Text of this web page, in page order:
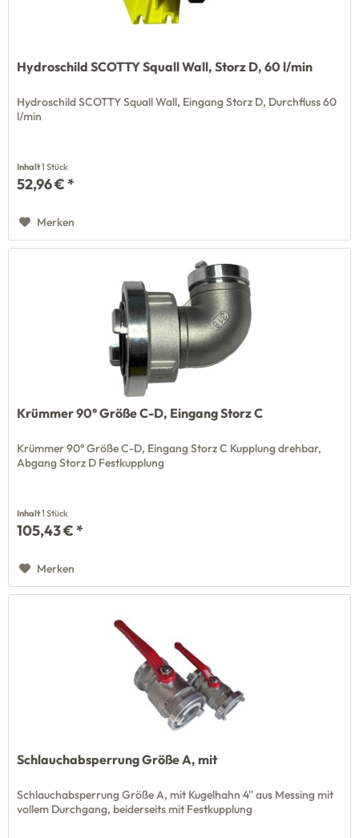
Hydroschild SCOTTY Squall Wall, Storz D, 60 l/min
Hydroschild SCOTTY Squall Wall, Eingang Storz D, Durchfluss 60
l/min
Inhalt1 Stück
52,96 € *
Merken
Krümmer 90° Größe C-D, Eingang Storz C
Krümmer 90° Größe C-D, Eingang Storz C Kupplung drehbar,
Abgang Storz D Festkupplung
Inhalt1 Stück
105,43 € *
Merken
Schlauchabsperrung Größe A, mit
Schlauchabsperrung Größe A, mit Kugelhahn 4'' aus Messing mit
vollem Durchgang, beiderseits mit Festkupplung